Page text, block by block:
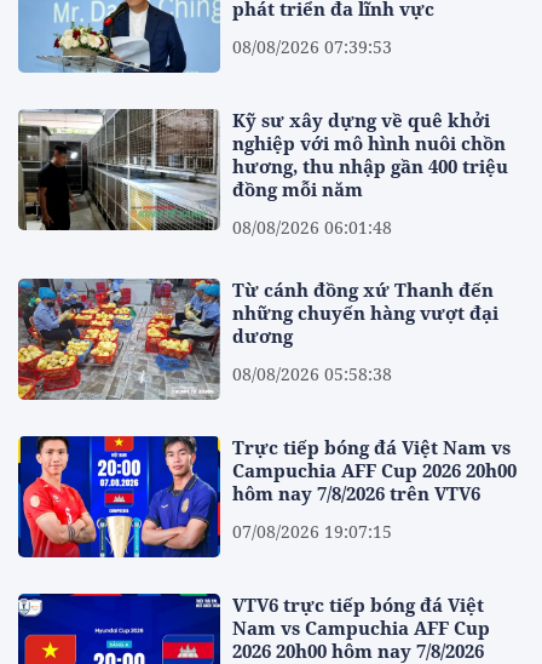
phát triển đa lĩnh vực
08/08/2026 07:39:53
Kỹ sư xây dựng về quê khởi
nghiệp với mô hình nuôi chồn
hương, thu nhập gần 400 triệu
đồng mỗi năm
08/08/2026 06:01:48
Từ cánh đồng xứ Thanh đến
những chuyến hàng vượt đại
dương
08/08/2026 05:58:38
Trực tiếp bóng đá Việt Nam vs
Campuchia AFF Cup 2026 20h00
hôm nay 7/8/2026 trên VTV6
07/08/2026 19:07:15
VTV6 trực tiếp bóng đá Việt
Nam vs Campuchia AFF Cup
2026 20h00 hôm nay 7/8/2026